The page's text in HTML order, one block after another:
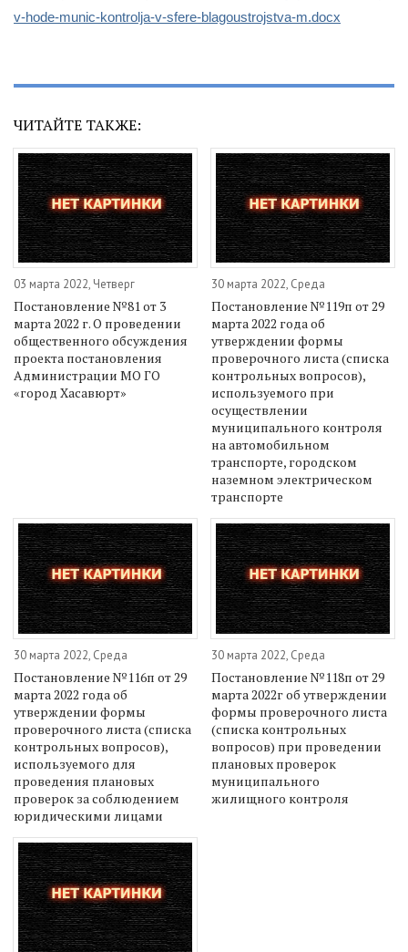
v-hode-munic-kontrolja-v-sfere-blagoustrojstva-m.docx
ЧИТАЙТЕ ТАКЖЕ:
03 марта 2022, Четверг
Постановление №81 от 3
марта 2022 г. О проведении
общественного обсуждения
проекта постановления
Администрации МО ГО
«город Хасавюрт»
30 марта 2022, Среда
Постановление №119п от 29
марта 2022 года об
утверждении формы
проверочного листа (списка
контрольных вопросов),
используемого при
осуществлении
муниципального контроля
на автомобильном
транспорте, городском
наземном электрическом
транспорте
30 марта 2022, Среда
Постановление №116п от 29
марта 2022 года об
утверждении формы
проверочного листа (списка
контрольных вопросов),
используемого для
проведения плановых
проверок за соблюдением
юридическими лицами
30 марта 2022, Среда
Постановление №118п от 29
марта 2022г об утверждении
формы проверочного листа
(списка контрольных
вопросов) при проведении
плановых проверок
муниципального
жилищного контроля